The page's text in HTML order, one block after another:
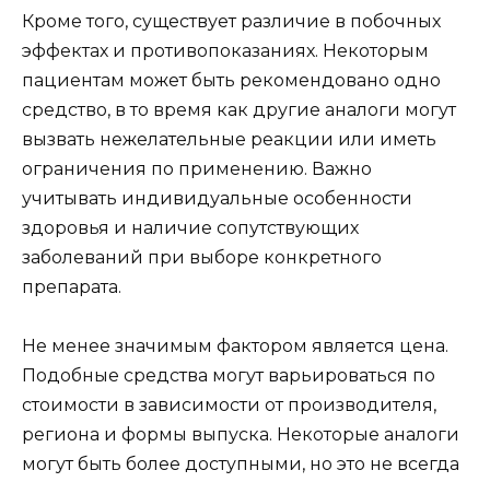
Кроме того, существует различие в побочных
эффектах и противопоказаниях. Некоторым
пациентам может быть рекомендовано одно
средство, в то время как другие аналоги могут
вызвать нежелательные реакции или иметь
ограничения по применению. Важно
учитывать индивидуальные особенности
здоровья и наличие сопутствующих
заболеваний при выборе конкретного
препарата.
Не менее значимым фактором является цена.
Подобные средства могут варьироваться по
стоимости в зависимости от производителя,
региона и формы выпуска. Некоторые аналоги
могут быть более доступными, но это не всегда